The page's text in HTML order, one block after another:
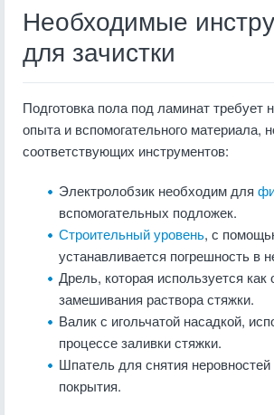
Необходимые
для зачистки
Подготовка пола под ламинат требует
опыта и вспомогательного материала,
соответствующих инструментов:
Электролобзик необходим для
вспомогательных подложек.
Строительный уровень, с
устанавливается погрешность в
Дрель, которая используется как
замешивания раствора стяжки.
Валик с игольчатой насадкой,
процессе заливки стяжки.
Шпатель для снятия неровностей
покрытия.